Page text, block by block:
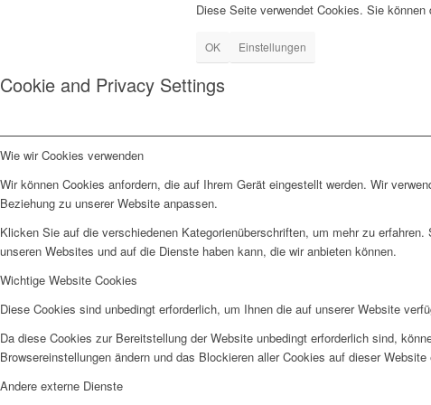
Diese Seite verwendet Cookies. Sie
OK Einstellungen
Cookie and Privacy Settings
Wie wir Cookies verwenden
Wir können Cookies anfordern, die auf Ihrem Gerät eingestellt werden. Wir
Beziehung zu unserer Website anpassen.
Klicken Sie auf die verschiedenen Kategorienüberschriften, um mehr zu
unseren Websites und auf die Dienste haben kann, die wir anbieten können.
Wichtige Website Cookies
Diese Cookies sind unbedingt erforderlich, um Ihnen die auf unserer Website
Da diese Cookies zur Bereitstellung der Website unbedingt erforderlich sind,
Browsereinstellungen ändern und das Blockieren aller Cookies auf dieser Website
Andere externe Dienste